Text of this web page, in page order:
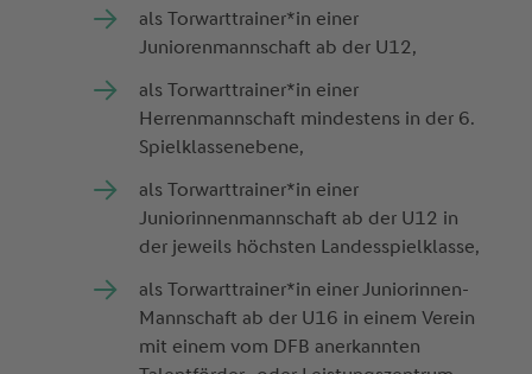
als Torwarttrainer*in einer
Juniorenmannschaft ab der U12,
als Torwarttrainer*in einer
Herrenmannschaft mindestens in der 6.
Spielklassenebene,
als Torwarttrainer*in einer
Juniorinnenmannschaft ab der U12 in
der jeweils höchsten Landesspielklasse,
als Torwarttrainer*in einer Juniorinnen-
Mannschaft ab der U16 in einem Verein
mit einem vom DFB anerkannten